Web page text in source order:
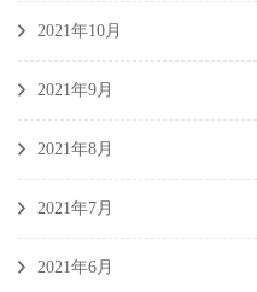
2021年10月
2021年9月
2021年8月
2021年7月
2021年6月